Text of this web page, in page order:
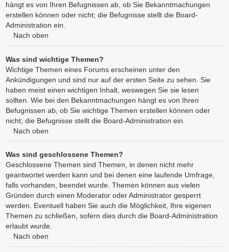
hängt es von Ihren Befugnissen ab, ob Sie Bekanntmachungen
erstellen können oder nicht; die Befugnisse stellt die Board-
Administration ein.
Nach oben
Was sind wichtige Themen?
Wichtige Themen eines Forums erscheinen unter den
Ankündigungen und sind nur auf der ersten Seite zu sehen. Sie
haben meist einen wichtigen Inhalt, weswegen Sie sie lesen
sollten. Wie bei den Bekanntmachungen hängt es von Ihren
Befugnissen ab, ob Sie wichtige Themen erstellen können oder
nicht; die Befugnisse stellt die Board-Administration ein.
Nach oben
Was sind geschlossene Themen?
Geschlossene Themen sind Themen, in denen nicht mehr
geantwortet werden kann und bei denen eine laufende Umfrage,
falls vorhanden, beendet wurde. Themen können aus vielen
Gründen durch einen Moderator oder Administrator gesperrt
werden. Eventuell haben Sie auch die Möglichkeit, Ihre eigenen
Themen zu schließen, sofern dies durch die Board-Administration
erlaubt wurde.
Nach oben